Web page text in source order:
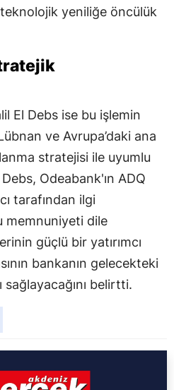
yeniliğe öncülük
El Debs ise bu işlemin
ve Avrupa’daki ana
stratejisi ile uyumlu
Odeabank'ın ADQ
tarafından ilgi
memnuniyeti dile
güçlü bir yatırımcı
bankanın gelecekteki
sağlayacağını belirtti.